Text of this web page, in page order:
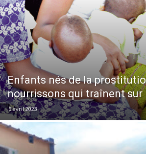
Enfants nés de la
nourrissons qui traînent
5 avril 2023